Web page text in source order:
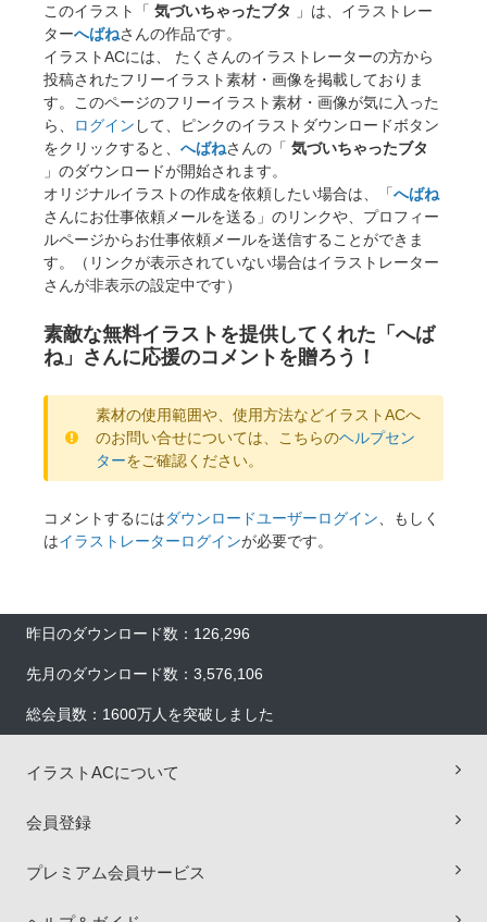
このイラスト「 気づいちゃったブタ
」は、イラストレー
ターへばねさんの作品です。
イラストACには、 たくさんのイラストレーターの方から
投稿されたフリーイラスト素材・画像を掲載しておりま
す。このページのフリーイラスト素材・画像が気に入った
ら、
ログイン して、ピンクのイラストダウンロードボタン
をクリックすると、 へばねさんの「 気づいちゃったブタ
」のダウンロードが開始されます。
オリジナルイラストの作成を依頼したい場合は、「へばね
さんにお仕事依頼メールを送る」のリンクや、プロフィー
ルページからお仕事依頼メールを送信することができま
す。（リンクが表示されていない場合はイラストレーター
さんが非表示の設定中です）
素敵な無料イラストを提供してくれた「へば
ね」さんに応援のコメントを贈ろう！
素材の使用範囲や、使用方法などイラストACへ
のお問い合せについては、こちらのヘルプセン
ターをご確認ください。
コメントするにはダウンロードユーザーログイン 、もしく
はイラストレーターログインが必要です。
昨日のダウンロード数：126,296
先月のダウンロード数：3,576,106
総会員数：1600万人を突破しました
イラストACについて
会員登録
プレミアム会員サービス